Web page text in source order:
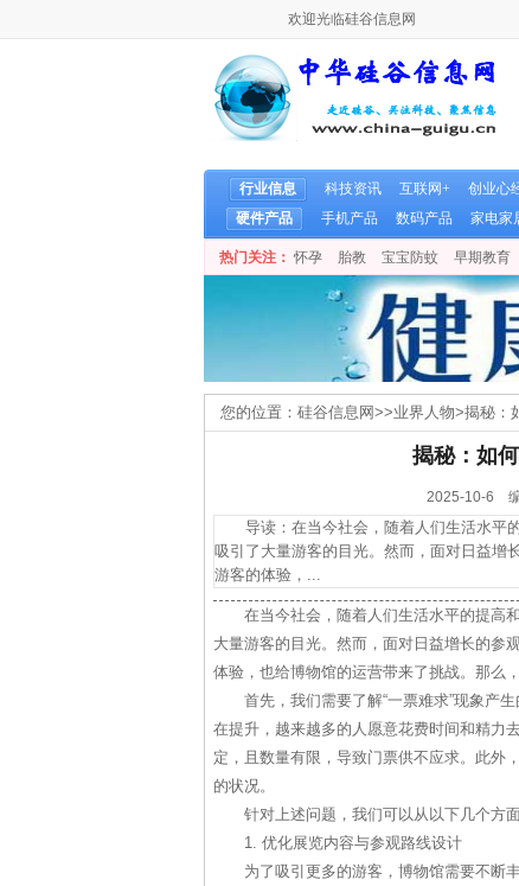
欢迎光临硅谷信息网
行业信息 科技资讯 互联网+ 创业心
硬件产品
手机产品 数码产品 家电家
热门关注： 怀孕 胎教 宝宝防蚊 早期教育
您的位置： 硅谷信息网>>业界人物>揭秘：
揭秘：如
2025-10-6
导读：在当今社会，随着人们生活水平的
吸引了大量游客的目光。然而，面对日益增
游客的体验，...
在当今社会，随着人们生活水平的提高
大量游客的目光。然而，面对日益增长的参
体验，也给博物馆的运营带来了挑战。那么
首先，我们需要了解“一票难求”现象产
在提升，越来越多的人愿意花费时间和精力
定，且数量有限，导致门票供不应求。此外
的状况。
针对上述问题，我们可以从以下几个方
1. 优化展览内容与参观路线设计
为了吸引更多的游客，博物馆需要不断